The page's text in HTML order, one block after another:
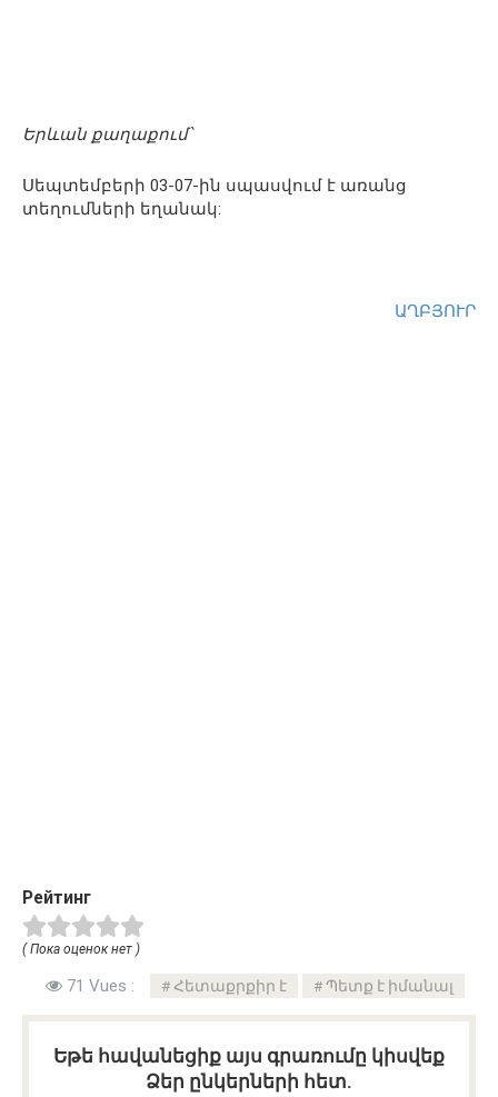
Երևան քաղաքում՝
Սեպտեմբերի 03-07-ին սպասվում է առանց
տեղումների եղանակ:
ԱՂԲՅՈՒՐ
Рейтинг
( Пока оценок нет )
71 Vues : Հետաքրքիր է Պետք է իմանալ
Եթե հավանեցիք այս գրառումը կիսվեք
Ձեր ընկերների հետ.